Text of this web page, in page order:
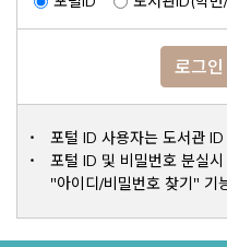
로그
포털 ID 사용자는 도서관
포털 ID 및 비밀번호 분실시
"아이디/비밀번호 찾기" 기